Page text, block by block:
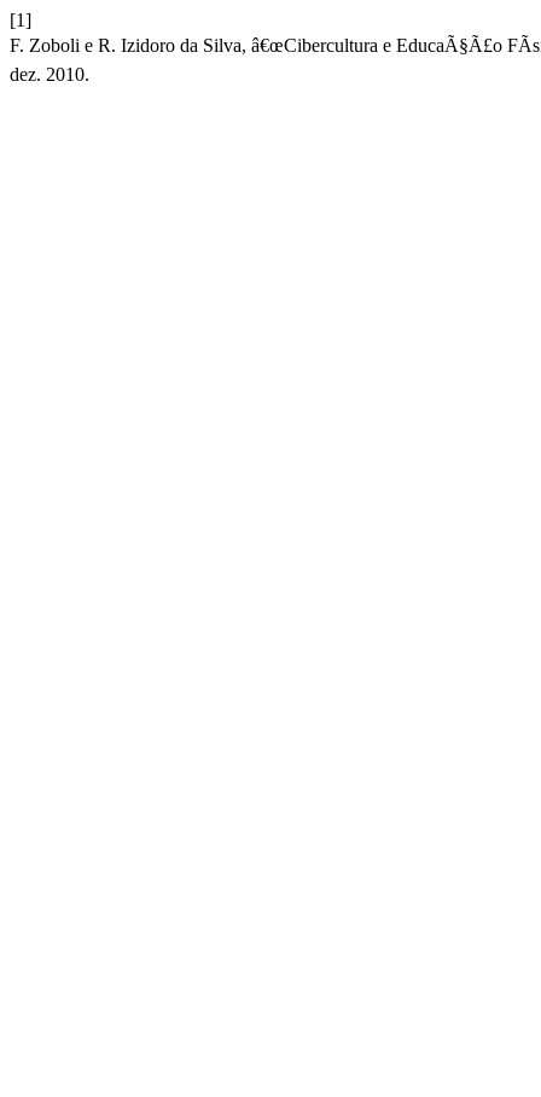
[1]
F. Zoboli e R. Izidoro da Silva, â€œCibercultura e EducaÃ§Ã£o
dez. 2010.